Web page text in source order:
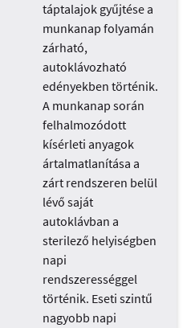
táptalajok gyűjtése a
munkanap folyamán
zárható,
autoklávozható
edényekben történik.
A munkanap során
felhalmozódott
kísérleti anyagok
ártalmatlanítása a
zárt rendszeren belül
lévő saját
autoklávban a
sterilező helyiségben
napi
rendszerességgel
történik. Eseti szintű
nagyobb napi